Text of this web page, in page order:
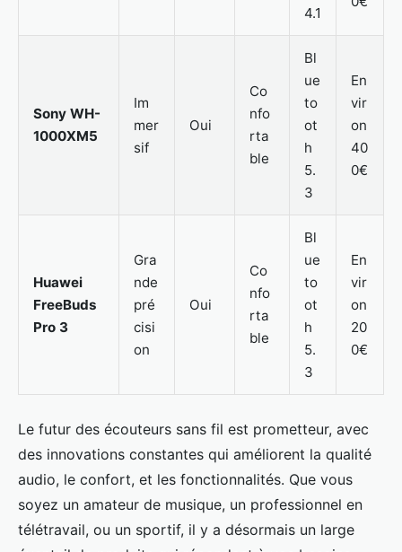
4.1
Sony WH-
1000XM5
Im
mer
sif
Oui
Co
nfo
rta
ble
Bl
ue
to
ot
h
5.
3
En
vir
on
40
0€
Huawei
FreeBuds
Pro 3
Gra
nde
pré
cisi
on
Oui
Co
nfo
rta
ble
Bl
ue
to
ot
h
5.
3
En
vir
on
20
0€
Le futur des écouteurs sans fil est prometteur, avec
des innovations constantes qui améliorent la qualité
audio, le confort, et les fonctionnalités. Que vous
soyez un amateur de musique, un professionnel en
télétravail, ou un sportif, il y a désormais un large